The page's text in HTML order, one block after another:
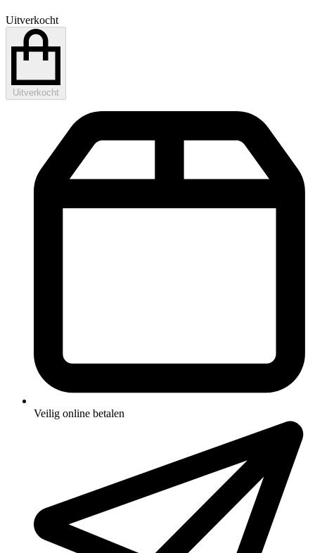
Uitverkocht
Uitverkocht
Veilig online betalen